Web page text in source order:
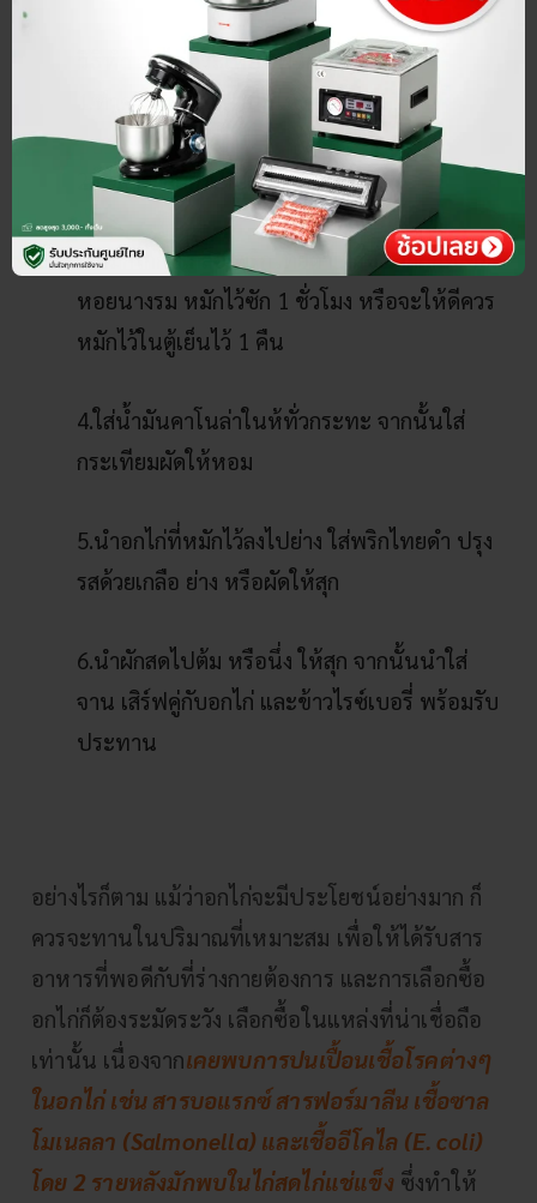
วิธีทำ อกไก่กระเทียมพริกไทย
1.ทำความสะอากอกไก่ให้สะอาด
2.โขลกรากผักชี กับผักชี
3.หมักไก่กับเกลือ พริกไทยดำ ผักชี รากผักชี ซอส
หอยนางรม หมักไว้ซัก 1 ชั่วโมง หรือจะให้ดีควร
หมักไว้ในตู้เย็นไว้ 1 คืน
4.ใส่น้ำมันคาโนล่าในห้ทั่วกระทะ จากนั้นใส่
กระเทียมผัดให้หอม
5.นำอกไก่ที่หมักไว้ลงไปย่าง ใส่พริกไทยดำ ปรุง
รสด้วยเกลือ ย่าง หรือผัดให้สุก
6.นำผักสดไปต้ม หรือนึ่ง ให้สุก จากนั้นนำใส่
จาน เสิร์ฟคู่กับอกไก่ และข้าวไรซ์เบอรี่ พร้อมรับ
ประทาน
อย่างไรก็ตาม แม้ว่าอกไก่จะมีประโยชน์อย่างมาก ก็
ควรจะทานในปริมาณที่เหมาะสม เพื่อให้ได้รับสาร
อาหารที่พอดีกับที่ร่างกายต้องการ และการเลือกซื้อ
อกไก่ก็ต้องระมัดระวัง เลือกซื้อในแหล่งที่น่าเชื่อถือ
เท่านั้น เนื่องจากเคยพบการปนเปื้อนเชื้อโรคต่างๆ
ในอกไก่ เช่น สารบอแรกซ์ สารฟอร์มาลีน เชื้อซาล
โมเนลลา (Salmonella) และเชื้ออีโคไล (E. coli)
โดย 2 รายหลังมักพบในไก่สดไก่แช่แข็งซึ่งทำให้